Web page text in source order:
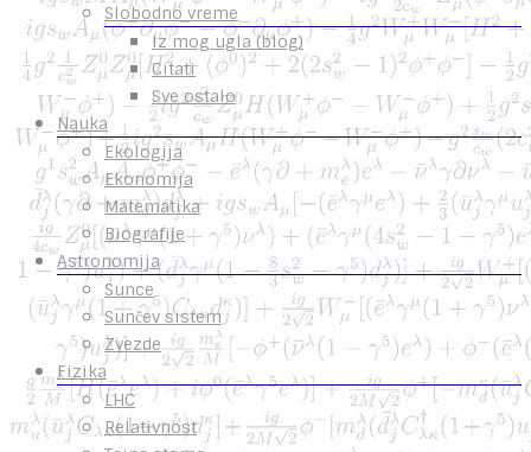
Slobodno vreme
Iz mog ugla (blog)
Citati
Sve ostalo
Nauka
Ekologija
Ekonomija
Matematika
Biografije
Astronomija
Sunce
Sunčev sistem
Zvezde
Fizika
LHC
Relativnost